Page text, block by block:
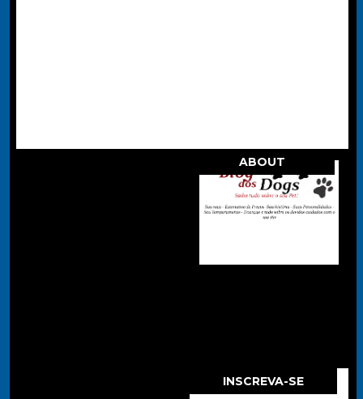
ABOUT
INSCREVA-SE